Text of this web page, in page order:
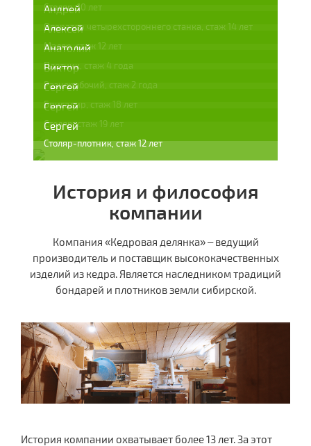
Столяр, 10 лет
Андрей
Оператор четырехстороннего станка, стаж 14 лет
Алексей
Маляр, стаж 12 лет
Анатолий
Плотник, стаж 4 года
Виктор
Разнорабочий, стаж 2 года
Сергей
Бригадир, стаж 18 лет
Сергей
Столяр, стаж 19 лет
Сергей
Столяр-плотник, стаж 12 лет
История и философия
компании
Компания «Кедровая делянка» – ведущий
производитель и поставщик высококачественных
изделий из кедра. Является наследником традиций
бондарей и плотников земли сибирской.
История компании охватывает более 13 лет. За этот